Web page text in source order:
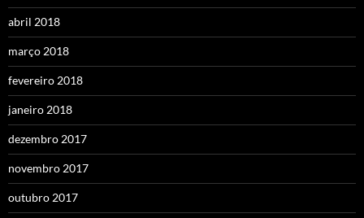
abril 2018
março 2018
fevereiro 2018
janeiro 2018
dezembro 2017
novembro 2017
outubro 2017